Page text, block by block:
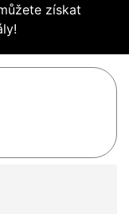
získat